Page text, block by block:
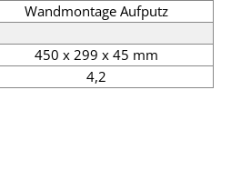
Wandmontage Aufputz
450 x 299 x 45 mm
4,2